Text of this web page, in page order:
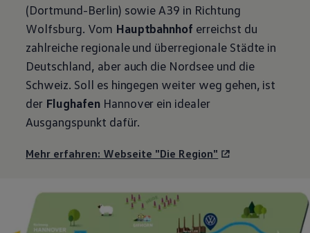
(Dortmund-Berlin) sowie A39 in Richtung
Wolfsburg. Vom Hauptbahnhof erreichst du
zahlreiche regionale und überregionale Städte in
Deutschland, aber auch die Nordsee und die
Schweiz. Soll es hingegen weiter weg gehen, ist
der Flughafen Hannover ein idealer
Ausgangspunkt dafür.
Mehr erfahren: Webseite "Die Region"